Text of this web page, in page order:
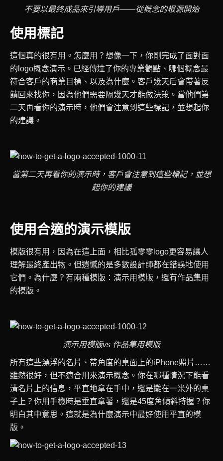
不要以最終成品來引導用戶——從概念的根源開始
使用標記
這個真的很有用。怎麼用？想像一下，你剛完成了面對面
的logo概念演示。已經傳達了你的專業觀點、哪個概念最
符合客戶的商業目標、以及為什麼。客戶幾天后會帶著反
饋回來找你，因為他們需要隔幾天才能做決策。當他們第
二天再看你的演示時，他們會注意到這些標記，並想起你
的建議。
當第二天再看你的演示時，客戶會注意到這些標記，並想
起你的建議
使用合適的演示模版
模版很有用，因為在這上面，相比孤零零logo更容易讓人
理解最終產出物。但遺憾的是多數設計師都在錯誤地使用
它們。為什麼？有兩種模版：演示用模版，還有作品集用
的模版。
演示用模版vs 作品集用模版
所有這些漂浮的名片、帶角度的桌面上的iPhone照片……
雖然很好，但不適合用來演示概念。你在哪種情況下能看
清名片上的信息，平直地拿在手中，還是攤在一米外的桌
子上？你用手機時是垂直拿著，還是45度角傾斜持握？你
明白其中意思。這就是為什麼演示中最好使用平直的模
版。